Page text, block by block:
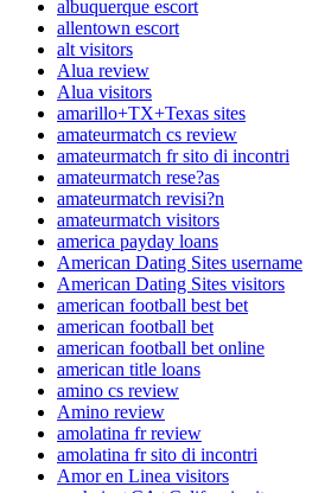
albuquerque escort
allentown escort
alt visitors
Alua review
Alua visitors
amarillo+TX+Texas sites
amateurmatch cs review
amateurmatch fr sito di incontri
amateurmatch rese?as
amateurmatch revisi?n
amateurmatch visitors
america payday loans
American Dating Sites username
American Dating Sites visitors
american football best bet
american football bet
american football bet online
american title loans
amino cs review
Amino review
amolatina fr review
amolatina fr sito di incontri
Amor en Linea visitors